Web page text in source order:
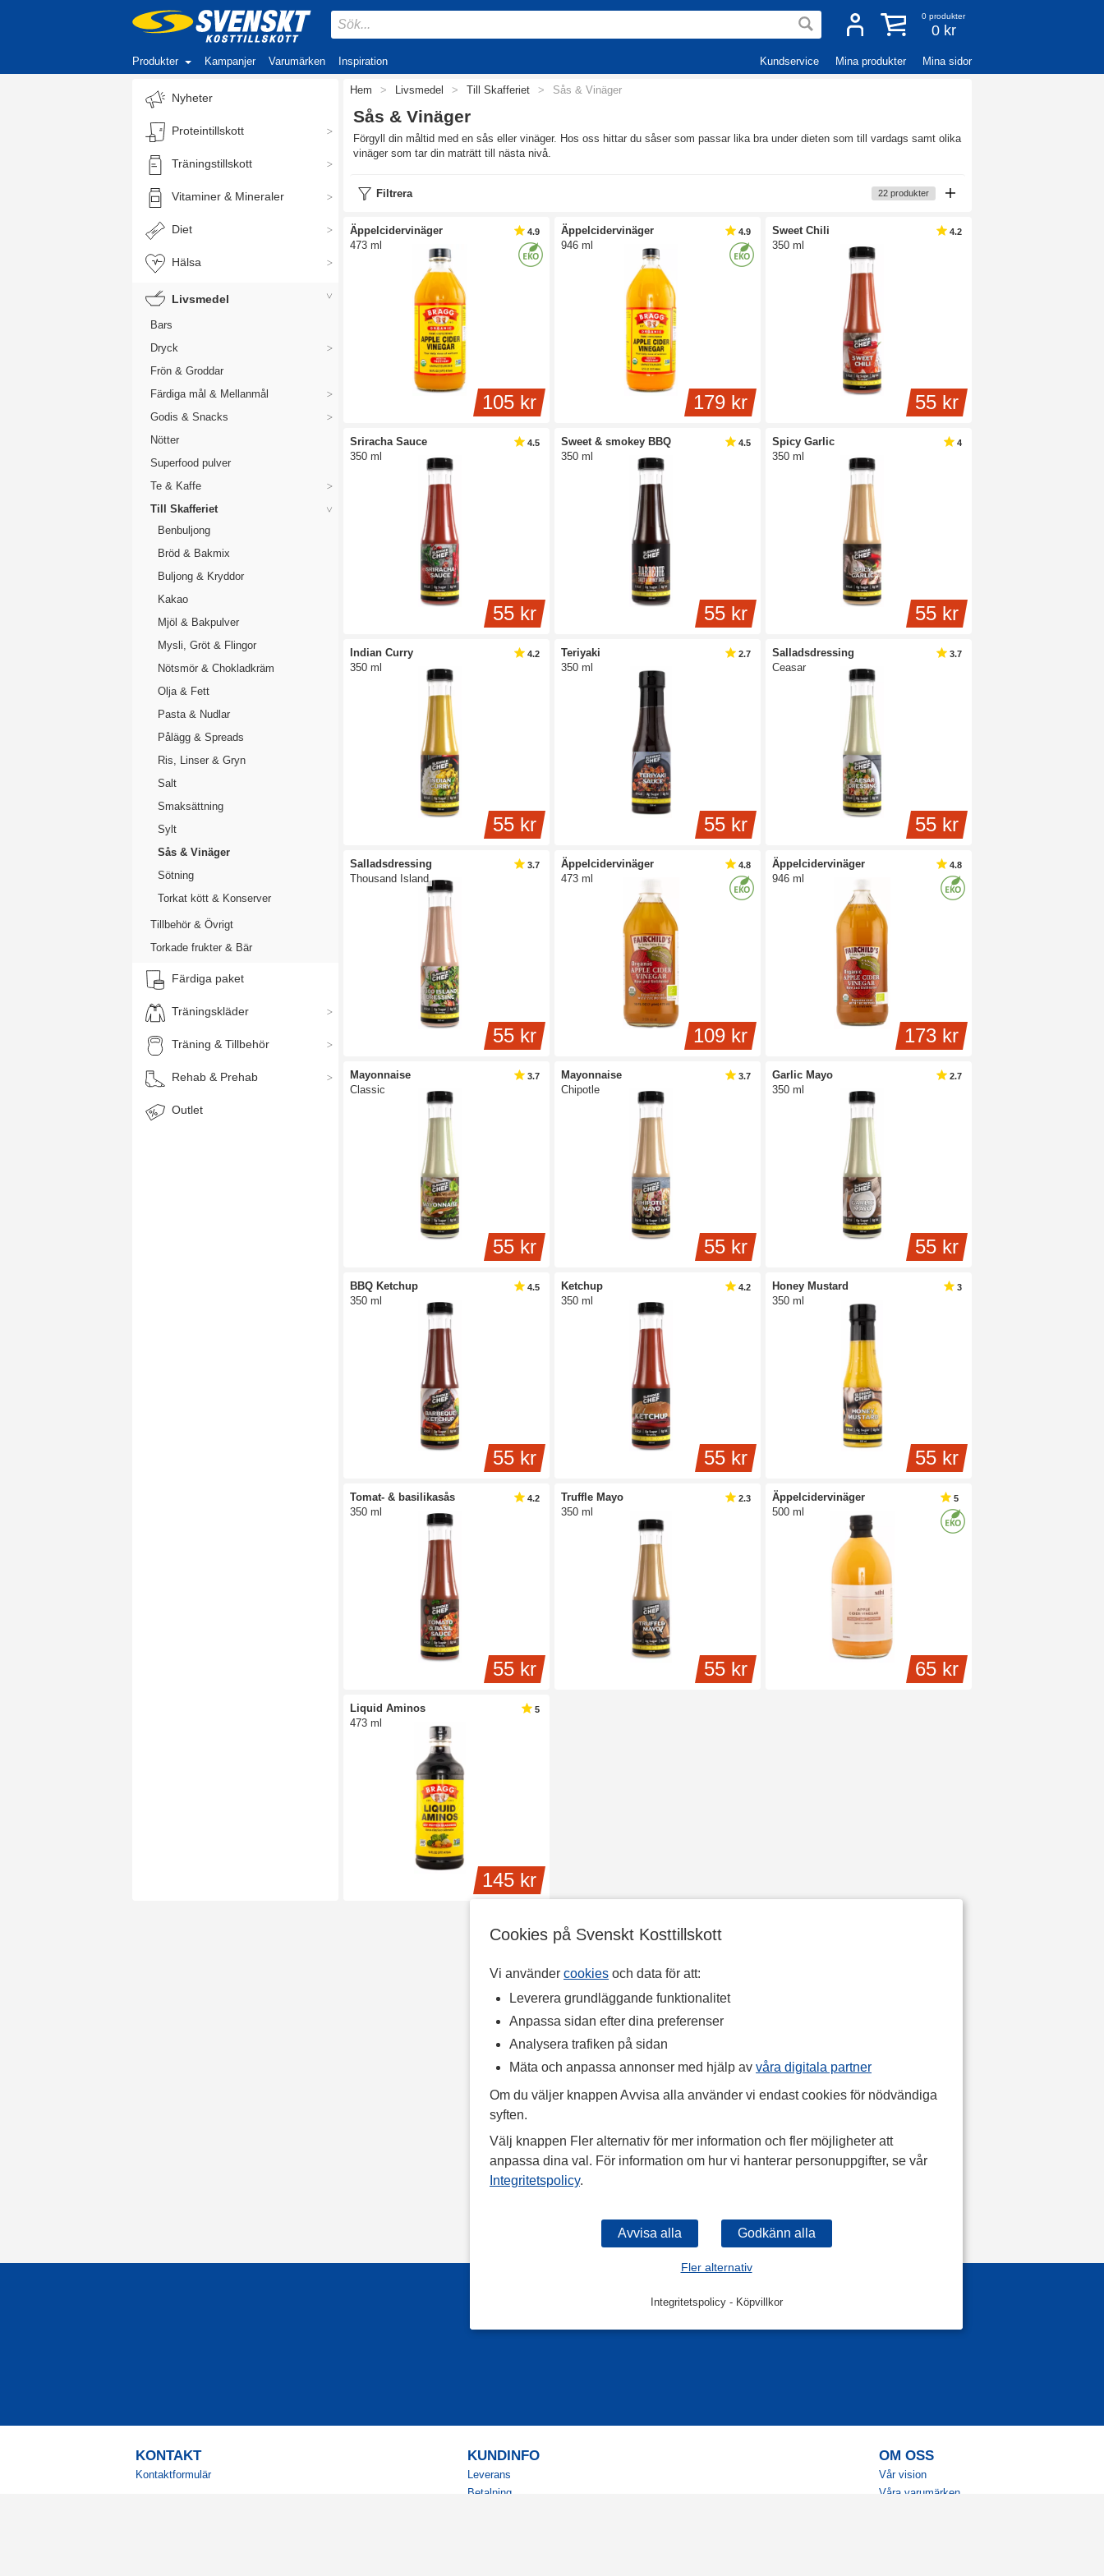
Cookies på Svenskt Kosttillskott
Vi använder cookies och data för att:
Leverera grundläggande funktionalitet
Anpassa sidan efter dina preferenser
Analysera trafiken på sidan
Mäta och anpassa annonser med hjälp av våra digitala partner
Om du väljer knappen Avvisa alla använder vi endast cookies för nödvändiga
syften.
Välj knappen Fler alternativ för mer information och fler möjligheter att
anpassa dina val. För information om hur vi hanterar personuppgifter, se vår
Integritetspolicy.
Fler alternativ
Integritetspolicy- Köpvillkor
0 produkter
0 kr
Produkter Kampanjer Varumärken Inspiration Kundservice Mina produkter Mina sidor
Nyheter
Proteintillskott
Träningstillskott
Vitaminer & Mineraler
Diet
Hälsa
Livsmedel
Bars
Dryck
Frön & Groddar
Färdiga mål & Mellanmål
Godis & Snacks
Nötter
Superfood pulver
Te & Kaffe
Till Skafferiet
Benbuljong
Bröd & Bakmix
Buljong & Kryddor
Kakao
Mjöl & Bakpulver
Mysli, Gröt & Flingor
Nötsmör & Chokladkräm
Olja & Fett
Pasta & Nudlar
Pålägg & Spreads
Ris, Linser & Gryn
Salt
Smaksättning
Sylt
Sås & Vinäger
Sötning
Torkat kött & Konserver
Tillbehör & Övrigt
Torkade frukter & Bär
Färdiga paket
Träningskläder
Träning & Tillbehör
Rehab & Prehab
Outlet
Hem > Livsmedel > Till Skafferiet > Sås & Vinäger
Sås & Vinäger
Förgyll din måltid med en sås eller vinäger. Hos oss hittar du såser som passar lika bra under dieten som till vardags samt olika
vinäger som tar din maträtt till nästa nivå.
Filtrera 22 produkter
Äppelcidervinäger
473 ml
105 kr
4.9
Äppelcidervinäger
946 ml
179 kr
4.9
Sweet Chili
350 ml
55 kr
4.2
Sriracha Sauce
350 ml
55 kr
4.5
Sweet & smokey BBQ
350 ml
55 kr
4.5
Spicy Garlic
350 ml
55 kr
4
Indian Curry
350 ml
55 kr
4.2
Teriyaki
350 ml
55 kr
2.7
Salladsdressing
Ceasar
55 kr
3.7
Salladsdressing
Thousand Island
55 kr
3.7
Äppelcidervinäger
473 ml
109 kr
4.8
Äppelcidervinäger
946 ml
173 kr
4.8
Mayonnaise
Classic
55 kr
3.7
Mayonnaise
Chipotle
55 kr
3.7
Garlic Mayo
350 ml
55 kr
2.7
BBQ Ketchup
350 ml
55 kr
4.5
Ketchup
350 ml
55 kr
4.2
Honey Mustard
350 ml
55 kr
3
Tomat- & basilikasås
350 ml
55 kr
4.2
Truffle Mayo
350 ml
55 kr
2.3
Äppelcidervinäger
500 ml
65 kr
5
Liquid Aminos
473 ml
145 kr
5
KONTAKT
Kontaktformulär
KUNDINFO
Leverans
Betalning
OM OSS
Vår vision
Våra varumärken